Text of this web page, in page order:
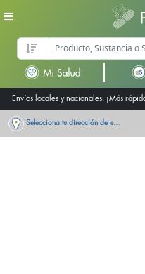
Envíos locales y nacionales. ¡Más
Selecciona tu dirección de entrega